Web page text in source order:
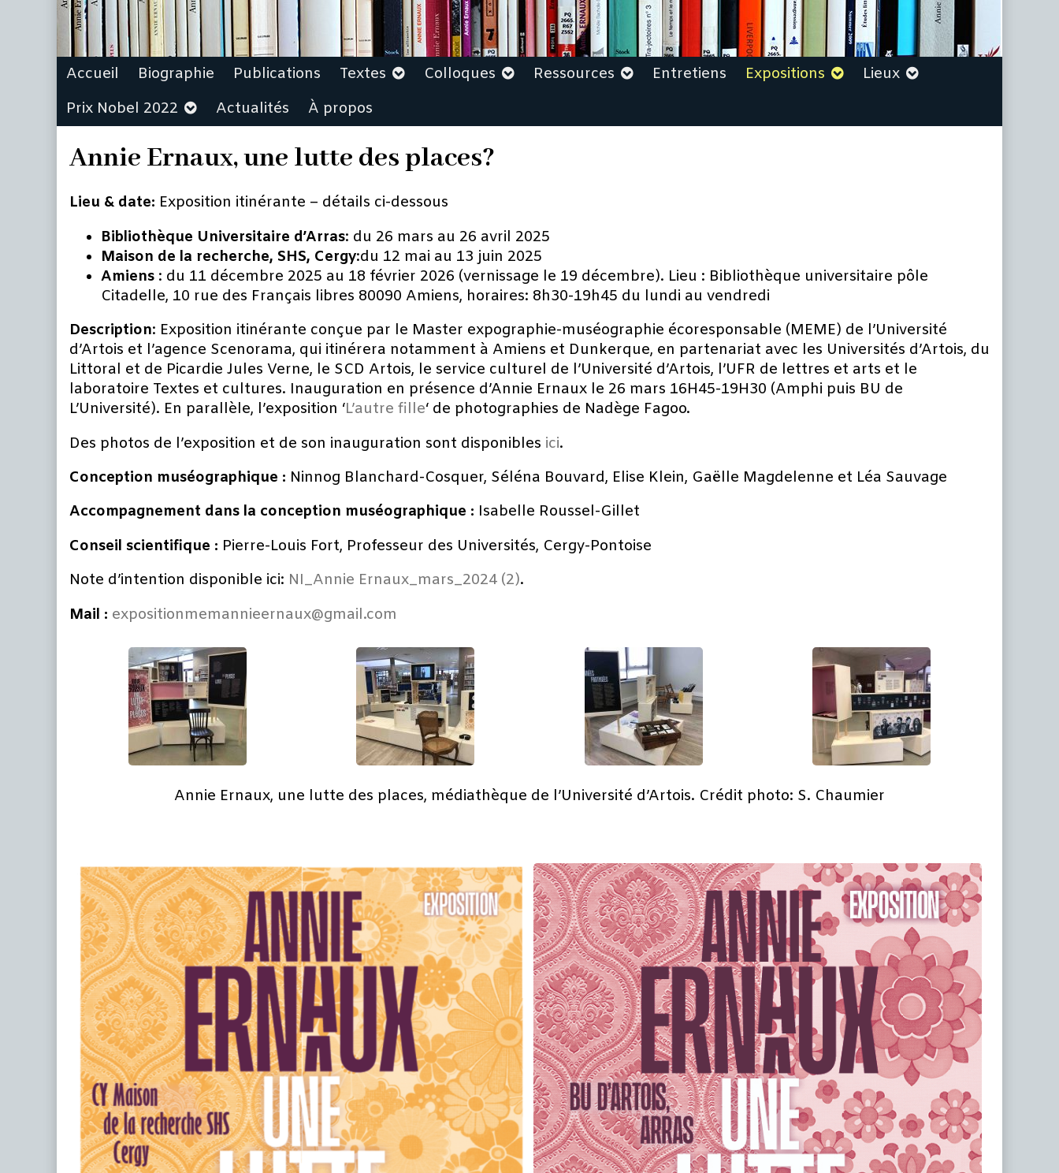
Accueil Biographie Publications Textes Colloques Ressources Entretiens Expositions
Lieux
Prix Nobel 2022
Actualités À propos
Annie Ernaux, une lutte des places?
Lieu & date: Exposition itinérante – détails ci-dessous
Bibliothèque Universitaire d’Arras: du 26 mars au 26 avril 2025
Maison de la recherche, SHS, Cergy:du 12 mai au 13 juin 2025
Amiens : du 11 décembre 2025 au 18 février 2026 (vernissage le 19 décembre). Lieu : Bibliothèque universitaire pôle
Citadelle, 10 rue des Français libres 80090 Amiens, horaires: 8h30-19h45 du lundi au vendredi
Description: Exposition itinérante conçue par le Master expographie-muséographie écoresponsable (MEME) de l’Université
d’Artois et l’agence Scenorama, qui itinérera notamment à Amiens et Dunkerque, en partenariat avec les Universités d’Artois, du
Littoral et de Picardie Jules Verne, le SCD Artois, le service culturel de l’Université d’Artois, l’UFR de lettres et arts et le
laboratoire Textes et cultures. Inauguration en présence d’Annie Ernaux le 26 mars 16H45-19H30 (Amphi puis BU de
L’Université). En parallèle, l’exposition ‘L’autre fille‘ de photographies de Nadège Fagoo.
Des photos de l’exposition et de son inauguration sont disponibles ici.
Conception muséographique : Ninnog Blanchard-Cosquer, Séléna Bouvard, Elise Klein, Gaëlle Magdelenne et Léa Sauvage
Accompagnement dans la conception muséographique : Isabelle Roussel-Gillet
Conseil scientifique : Pierre-Louis Fort, Professeur des Universités, Cergy-Pontoise
Note d’intention disponible ici: NI_Annie Ernaux_mars_2024 (2).
Mail : expositionmemannieernaux@gmail.com
Annie Ernaux, une lutte des places, médiathèque de l’Université d’Artois. Crédit photo: S. Chaumier